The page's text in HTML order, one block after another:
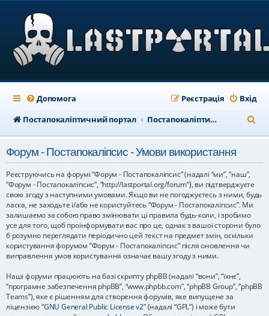
Допомога Вхід
Реєстрація
Постапокаліптичний портал
Постапокаліптичний форум
о
Форум - Постапокаліпсис - Умови використання
Реєструючись на форумі “Форум - Постапокаліпсис” (надалі “ми”, “наш”,
“Форум - Постапокаліпсис”, “http://lastportal.org/forum”), ви підтверджуєте
свою згоду з наступними умовами. Якщо ви не погоджуєтесь з ними, будь
ласка, не заходьте і/або не користуйтесь “Форум - Постапокаліпсис”. Ми
залишаємо за собою право змінювати ці правила будь-коли, і зробимо
усе для того, щоб проінформувати вас про це, однак з вашої сторони було
б розумно переглядати періодично цей текст на предмет змін, оскільки
користування форумом “Форум - Постапокаліпсис” після оновлення чи
виправлення умов користування означає вашу згоду з ними.
Наші форуми працюють на базі скрипту phpBB (надалі “вони”, “їхнє”,
“програмне забезпечення phpBB”, “www.phpbb.com”, “phpBB Group”, “phpBB
Teams”), яке є рішенням для створення форумів, яке випущене за
ліцензією “GNU General Public License v2” (надалі “GPL”) і може бути